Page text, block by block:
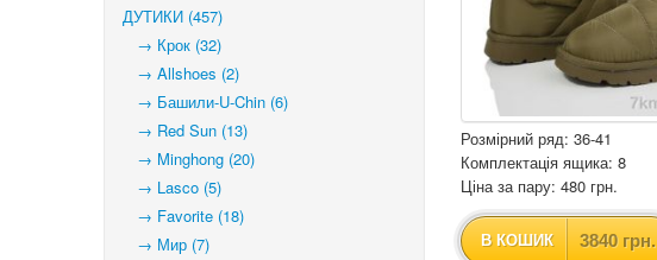
ДУТИКИ (457)
→ Крок (32)
→ Allshoes (2)
→ Башили-U-Chin (6)
→ Red Sun (13)
→ Minghong (20)
→ Lasco (5)
→ Favorite (18)
→ Мир (7)
Розмірний ряд: 36-41
Комплектація ящика: 8
Ціна за пару: 480 грн.
В КОШИК 3840 грн.